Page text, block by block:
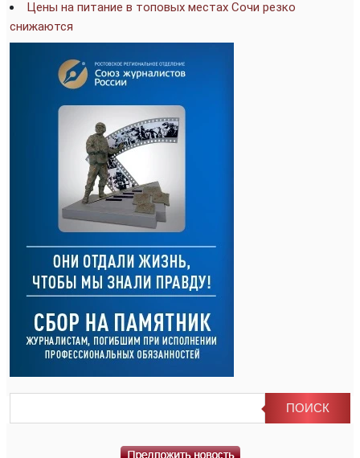
Цены на питание в топовых местах Сочи резко
снижаются